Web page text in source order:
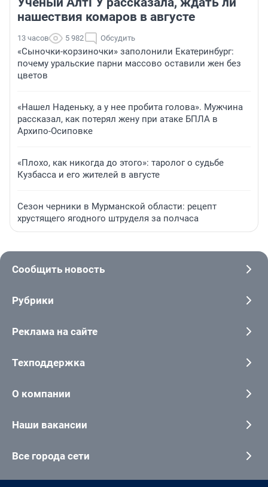
нашествия комаров в августе
13 часов 5 982 Обсудить
«Сыночки-корзиночки» заполонили Екатеринбург:
почему уральские парни массово оставили жен без
цветов
«Нашел Наденьку, а у нее пробита голова». Мужчина
рассказал, как потерял жену при атаке БПЛА в
Архипо-Осиповке
«Плохо, как никогда до этого»: таролог о судьбе
Кузбасса и его жителей в августе
Сезон черники в Мурманской области: рецепт
хрустящего ягодного штруделя за полчаса
Сообщить новость
Рубрики
Реклама на сайте
Техподдержка
О компании
Наши вакансии
Все города сети